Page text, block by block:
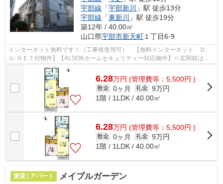
宇部線 「宇部新川
」駅 徒歩13分
宇部線 「東新川
」駅 徒歩19分
築12年 / 40.00㎡
山口県宇部市新天町１丁目6-9
インターネット無料です！（工事後使用可） 【無料インターネット Ｄ.
Ｕ-ＮＥＴ付物件】【ALSOKホームセキュリティー対応物件】☆玄関前は、
入居者様の専用外部スペース(エクストレー...
6.28万円 (管理費等：5,500円 )
敷金 0ヶ月 礼金 9万円
1階 / 1LDK / 40.00㎡
6.28万円 (管理費等：5,500円 )
敷金 0ヶ月 礼金 9万円
1階 / 1LDK / 40.00㎡
賃貸 | アパート メイプルガーデン